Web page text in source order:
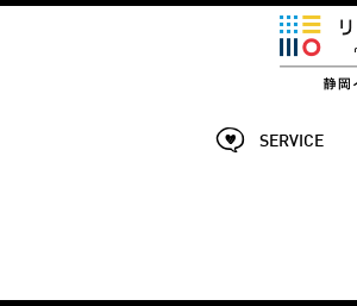
SERVICE